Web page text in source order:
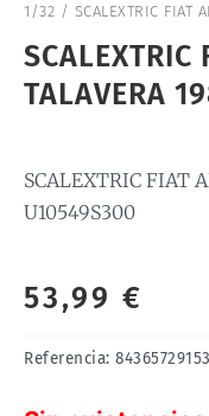
1/32 / SCALEXTRIC FIAT
SCALEXTRIC
TALAVERA
SCALEXTRIC FIAT
U10549S300
53,99 €
Referencia: